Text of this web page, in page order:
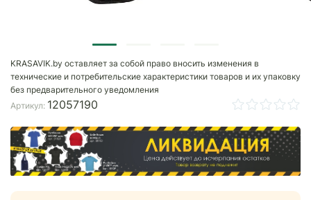
KRASAVIK.by оставляет за собой право вносить изменения в
технические и потребительские характеристики товаров и их упаковку
без предварительного уведомления
Артикул: 12057190